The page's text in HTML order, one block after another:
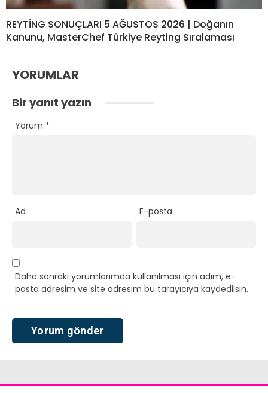
REYTİNG SONUÇLARI 5 AĞUSTOS 2026 | Doğanın
Kanunu, MasterChef Türkiye Reyting Sıralaması
YORUMLAR
Bir yanıt yazın
Yorum *
Ad E-posta
Daha sonraki yorumlarımda kullanılması için adım, e-
posta adresim ve site adresim bu tarayıcıya kaydedilsin.